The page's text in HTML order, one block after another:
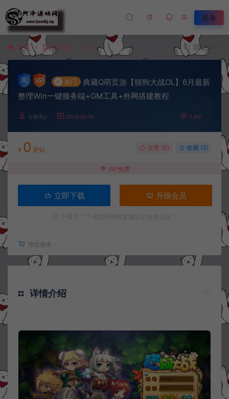
登录
首页 页游资源 正文 我要投稿
# 热门
典藏Q萌页游【猫狗大战OL】6月最新
整理Win一键服务端+GM工具+外网搭建教程
冷雨泽ღ 2024-06-10 2,610
¥ 0 星钻 点赞 (0) 收藏 (2)
VIP免费
立即下载 升级会员
增值服务：
详情介绍